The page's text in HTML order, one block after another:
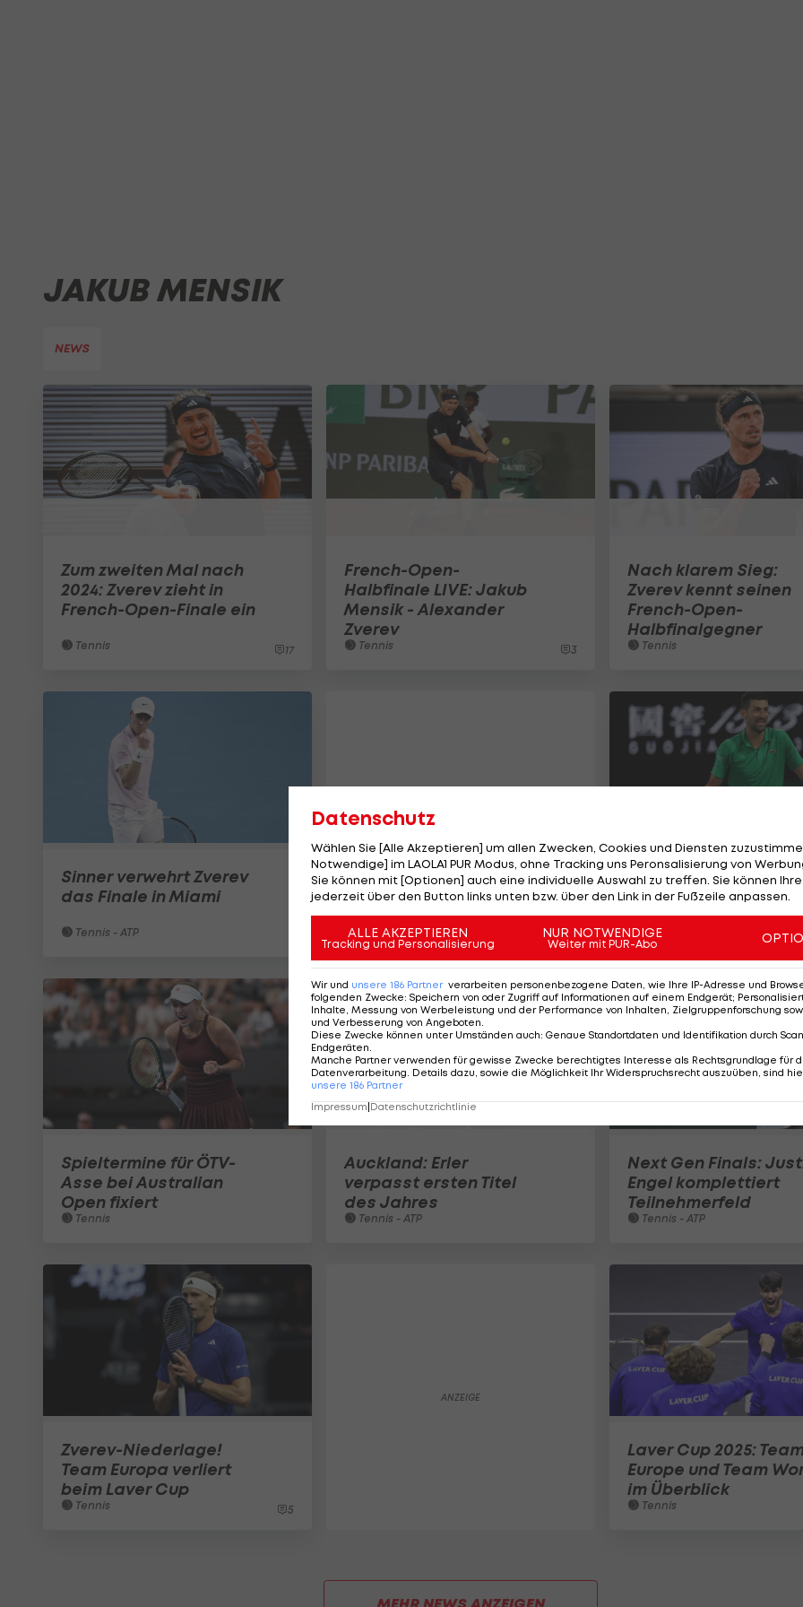
JAKUB MENSIK
NEWS
Zum zweiten Mal nach
2024: Zverev zieht in
French-Open-Finale ein
Tennis 17
French-Open-
Halbfinale LIVE: Jakub
Mensik - Alexander
Zverev
Tennis 3
Nach klarem Sieg:
Zverev kennt seinen
French-Open-
Halbfinalgegner
Tennis
Sinner verwehrt Zverev
das Finale in Miami
Tennis - ATP
Djokovic zieht
ins Viertelfinale der
Australian Open ein
Tennis
Spieltermine für ÖTV-
Asse bei Australian
Open fixiert
Tennis
Auckland: Erler
verpasst ersten Titel
des Jahres
Tennis - ATP
Next Gen Finals:
Engel komplettiert
Teilnehmerfeld
Tennis - ATP
Zverev-Niederlage!
Team Europa verliert
beim Laver Cup
Tennis 5
Laver Cup 2025:
Europe und Team
im Überblick
Tennis
Datenschutz
Wählen Sie [Alle Akzeptieren] um allen Zwecken, Cookies und Diensten
Notwendige] im LAOLA1 PUR Modus, ohne Tracking uns Peronsalisierung von
Sie können mit [Optionen] auch eine individuelle Auswahl zu treffen. Sie können
jederzeit über den Button links unten bzw. über den Link in der Fußzeile anpassen.
ALLE AKZEPTIEREN
Tracking und Personalisierung
NUR NOTWENDIGE
Weiter mit PUR-Abo
Wir und unsere 186 Partner verarbeiten personenbezogene Daten, wie Ihre IP-Adresse und
folgenden Zwecke: Speichern von oder Zugriff auf Informationen auf einem Endgerät;
Inhalte, Messung von Werbeleistung und der Performance von Inhalten, Zielgruppenforschung
und Verbesserung von Angeboten.
Diese Zwecke können unter Umständen auch: Genaue Standortdaten und Identifikation durch
Endgeräten.
Manche Partner verwenden für gewisse Zwecke berechtigtes Interesse als Rechtsgrundlage für
Datenverarbeitung. Details dazu, sowie die Möglichkeit Ihr Widerspruchsrecht auszuüben, sind
unsere 186 Partner
Impressum Datenschutzrichtlinie